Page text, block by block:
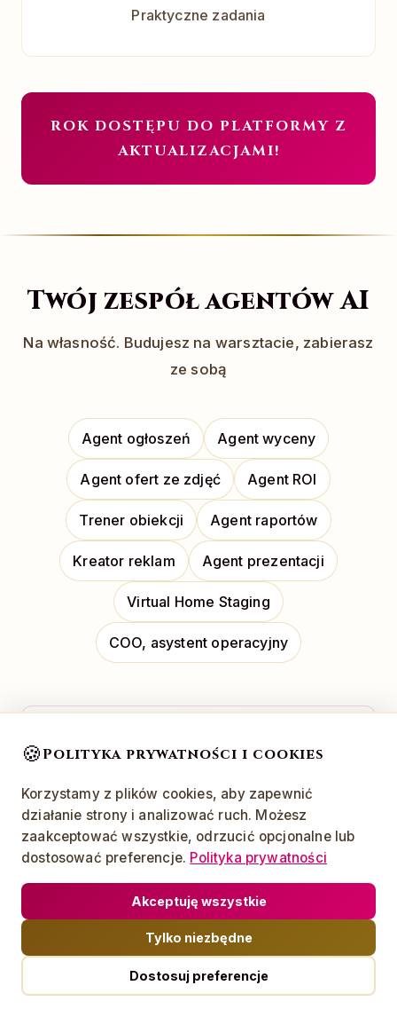
Praktyczne zadania
ROK DOSTĘPU DO PLATFORMY Z
AKTUALIZACJAMI!
Twój zespół agentów AI
Na własność. Budujesz na warsztacie, zabierasz
ze sobą
Agent ogłoszeń Agent wyceny
Agent ofert ze zdjęć Agent ROI
Trener obiekcji Agent raportów
Kreator reklam Agent prezentacji
Virtual Home Staging
COO, asystent operacyjny
💬
Sesja Q&A online
Pytania po szkoleniu? Odpowiedzi na żywo.
📋
Raport procesów
🍪Polityka prywatności i cookies
Korzystamy z plików cookies, aby zapewnić
działanie strony i analizować ruch. Możesz
zaakceptować wszystkie, odrzucić opcjonalne lub
dostosować preferencje. Polityka prywatności
Akceptuję wszystkie
Tylko niezbędne
Dostosuj preferencje